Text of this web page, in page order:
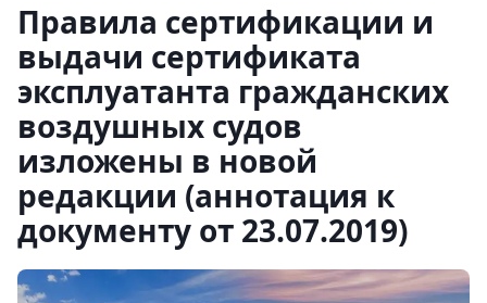
Правила сертификации и
выдачи сертификата
эксплуатанта гражданских
воздушных судов
изложены в новой
редакции (аннотация к
документу от 23.07.2019)